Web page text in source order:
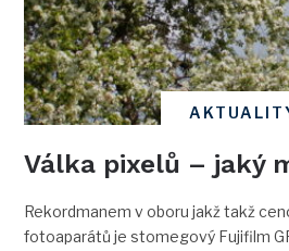
Válka pixelů – jaký
Rekordmanem v oboru jakž takž
fotoaparátů je stomegový Fujifilm